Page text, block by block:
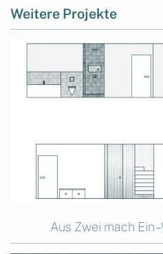
Weitere Projekte
Aus Zwei mach Ein